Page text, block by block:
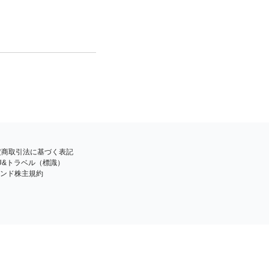
取引法に基づく表記
トラベル（標識）
ド株主規約